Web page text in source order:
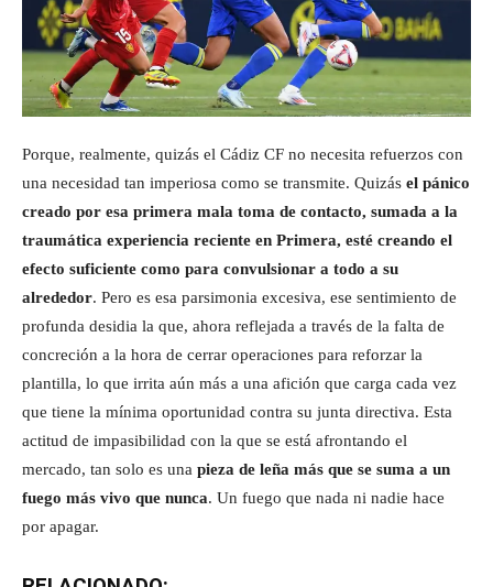
Porque, realmente, quizás el Cádiz CF no necesita refuerzos con
una necesidad tan imperiosa como se transmite. Quizás el pánico
creado por esa primera mala toma de contacto, sumada a la
traumática experiencia reciente en Primera, esté creando el
efecto suficiente como para convulsionar a todo a su
alrededor. Pero es esa parsimonia excesiva, ese sentimiento de
profunda desidia la que, ahora reflejada a través de la falta de
concreción a la hora de cerrar operaciones para reforzar la
plantilla, lo que irrita aún más a una afición que carga cada vez
que tiene la mínima oportunidad contra su junta directiva. Esta
actitud de impasibilidad con la que se está afrontando el
mercado, tan solo es una pieza de leña más que se suma a un
fuego más vivo que nunca. Un fuego que nada ni nadie hace
por apagar.